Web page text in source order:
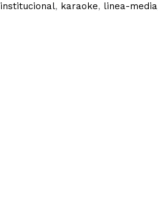
institucional, karaoke, linea-media